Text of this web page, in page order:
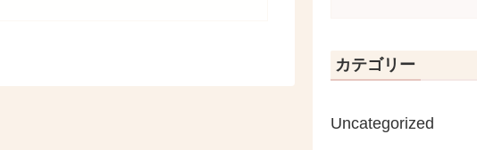
カテゴリー
Uncategorized